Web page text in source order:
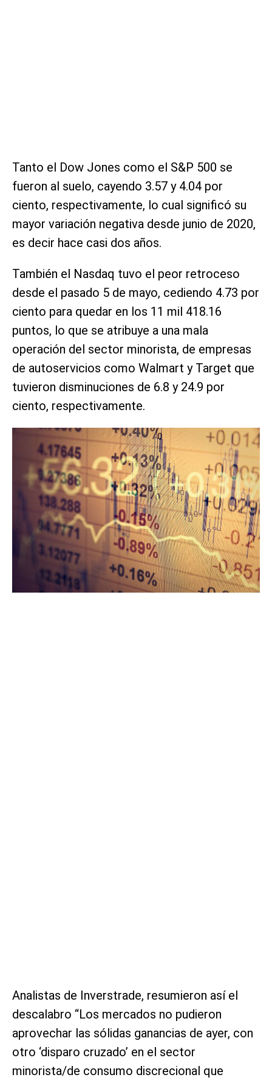
Tanto el Dow Jones como el S&P 500 se
fueron al suelo, cayendo 3.57 y 4.04 por
ciento, respectivamente, lo cual significó su
mayor variación negativa desde junio de 2020,
es decir hace casi dos años.
También el Nasdaq tuvo el peor retroceso
desde el pasado 5 de mayo, cediendo 4.73 por
ciento para quedar en los 11 mil 418.16
puntos, lo que se atribuye a una mala
operación del sector minorista, de empresas
de autoservicios como Walmart y Target que
tuvieron disminuciones de 6.8 y 24.9 por
ciento, respectivamente.
Analistas de Inverstrade, resumieron así el
descalabro “Los mercados no pudieron
aprovechar las sólidas ganancias de ayer, con
otro ‘disparo cruzado’ en el sector
minorista/de consumo discrecional que